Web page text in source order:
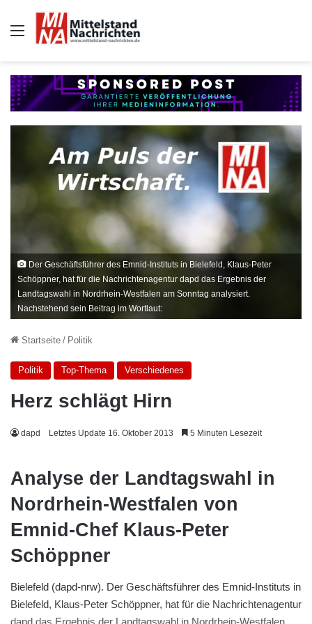
Auswahl
Der Geschäftsführer des Emnid-Instituts in Bielefeld, Klaus-Peter
Schöppner, hat für die Nachrichtenagentur dapd das Ergebnis der
Landtagswahl in Nordrhein-Westfalen am Sonntag analysiert.
Nachstehend sein Beitrag im Wortlaut:
Startseite / Politik
Politik Top-Thema Verschiedenes
Herz schlägt Hirn
dapd Letztes Update 16. Oktober 2013 5 Minuten Lesezeit
Analyse der Landtagswahl in
Nordrhein-Westfalen von
Emnid-Chef Klaus-Peter
Schöppner
Bielefeld (dapd-nrw). Der Geschäftsführer des Emnid-Instituts in
Bielefeld, Klaus-Peter Schöppner, hat für die Nachrichtenagentur